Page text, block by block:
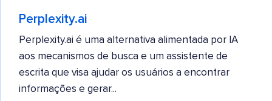
Perplexity.ai
Perplexity.ai é uma alternativa alimentada por IA
aos mecanismos de busca e um assistente de
escrita que visa ajudar os usuários a encontrar
informações e gerar...